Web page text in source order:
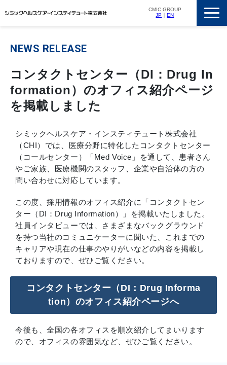
CMIC GROUP
JP ｜EN
支援実績
ニュースリリース
NEWS RELEASE
コンタクトセンター（DI：Drug In
formation）のオフィス紹介ページ
を掲載しました
シミックヘルスケア・インスティテュート株式会社
（CHI）では、医療分野に特化したコンタクトセンター
（コールセンター）「Med Voice」を通して、患者さん
やご家族、医療機関のスタッフ、企業や自治体の方の
問い合わせに対応しています。
この度、採用情報のオフィス紹介に「コンタクトセン
ター（DI：Drug Information）」を掲載いたしました。
社員インタビューでは、さまざまなバックグラウンド
を持つ当社のコミュニケーターに聞いた、これまでの
キャリアや現在の仕事のやりがいなどの内容を掲載し
ておりますので、ぜひご覧ください。
コンタクトセンター（DI：Drug Informa
tion）のオフィス紹介ページへ
今後も、全国の各オフィスを順次紹介してまいります
ので、オフィスの雰囲気など、ぜひご覧ください。